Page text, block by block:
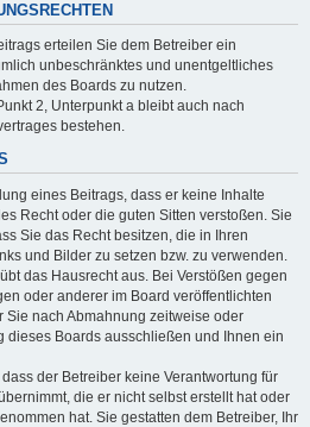
erteilen Sie dem Betreiber ein
unbeschränktes und unentgeltliches
des Boards zu nutzen.
2, Unterpunkt a bleibt auch nach
bestehen.
eines Beitrags, dass er keine Inhalte
Recht oder die guten Sitten verstoßen. Sie
Sie das Recht besitzen, die in Ihren
und Bilder zu setzen bzw. zu verwenden.
das Hausrecht aus. Bei Verstößen gegen
oder anderer im Board veröffentlichten
Sie nach Abmahnung zeitweise oder
dieses Boards ausschließen und Ihnen ein
der Betreiber keine Verantwortung für
die er nicht selbst erstellt hat oder
hat. Sie gestatten dem Betreiber, Ihr